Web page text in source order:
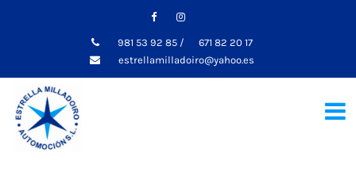
981 53 92 85/
671 82 20 17
estrellamilladoiro@yahoo.es